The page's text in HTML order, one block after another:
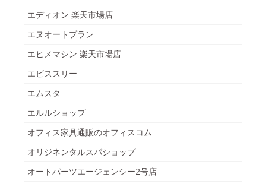
エディオン 楽天市場店
エヌオートプラン
エヒメマシン 楽天市場店
エビススリー
エムスタ
エルルショップ
オフィス家具通販のオフィスコム
オリジネンタルスパショップ
オートパーツエージェンシー2号店